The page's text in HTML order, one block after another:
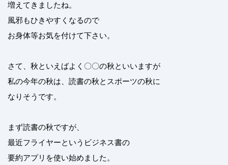
増えてきましたね。
風邪もひきやすくなるので
お身体等お気を付けて下さい。
さて、秋といえばよく〇〇の秋といいますが
私の今年の秋は、読書の秋とスポーツの秋に
なりそうです。
まず読書の秋ですが、
最近フライヤーというビジネス書の
要約アプリを使い始めました。